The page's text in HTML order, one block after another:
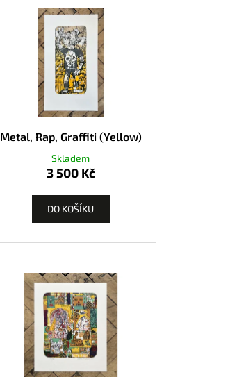
Metal, Rap, Graffiti (Yellow)
Skladem
3 500 Kč
DO KOŠÍKU